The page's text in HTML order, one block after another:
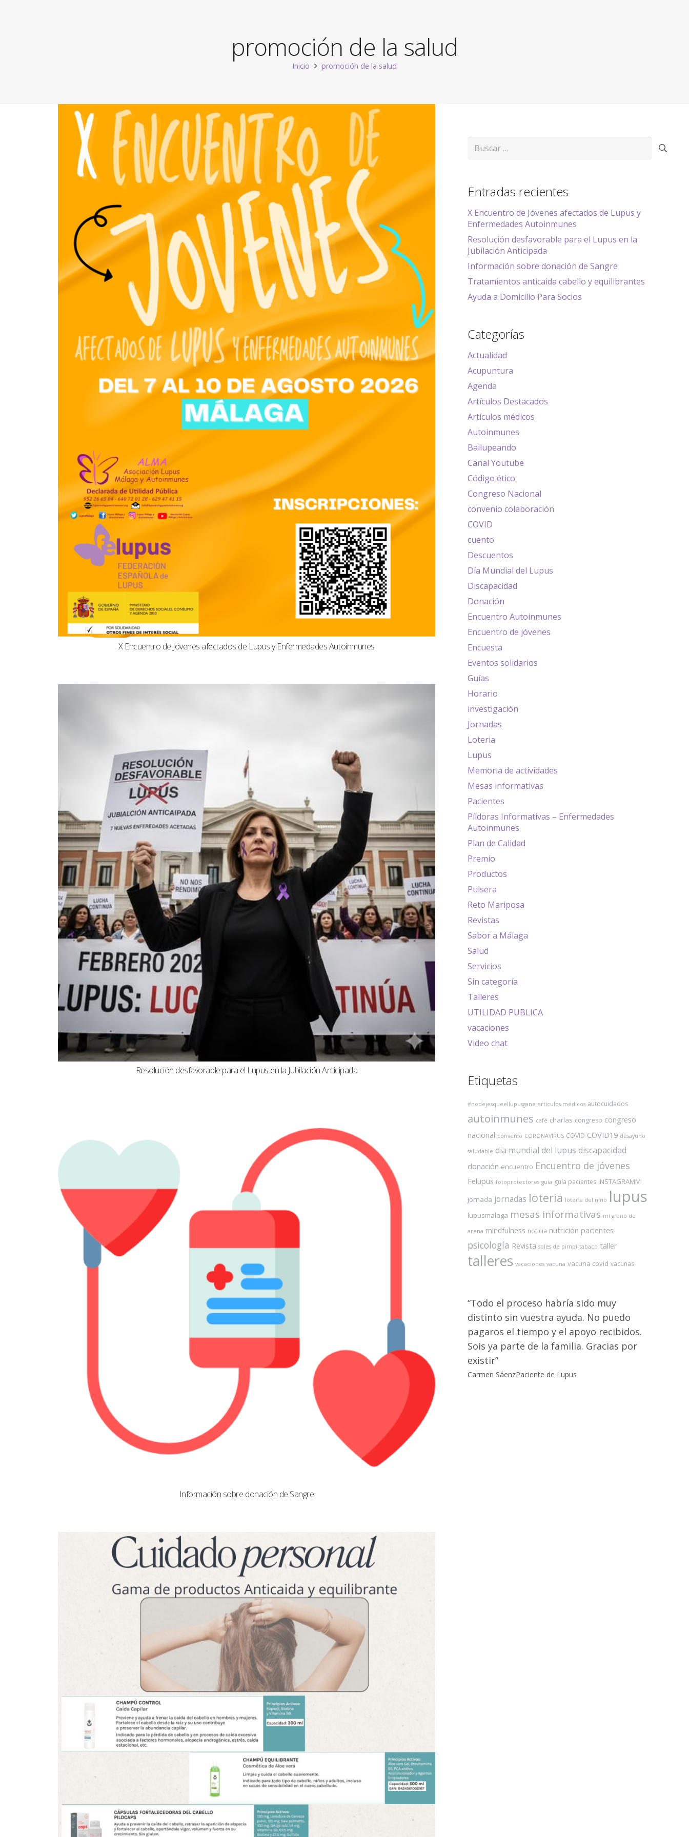
promoción de la salud
Inicio promoción de la salud
X Encuentro de Jóvenes afectados de Lupus y Enfermedades Autoinmunes
Resolución desfavorable para el Lupus en la Jubilación Anticipada
Información sobre donación de Sangre
Buscar:
Entradas recientes
X Encuentro de Jóvenes afectados de Lupus y
Enfermedades Autoinmunes
Resolución desfavorable para el Lupus en la
Jubilación Anticipada
Información sobre donación de Sangre
Tratamientos anticaida cabello y equilibrantes
Ayuda a Domicilio Para Socios
Categorías
Actualidad
Acupuntura
Agenda
Artículos Destacados
Artículos médicos
Autoinmunes
Bailupeando
Canal Youtube
Código ético
Congreso Nacional
convenio colaboración
COVID
cuento
Descuentos
Día Mundial del Lupus
Discapacidad
Donación
Encuentro Autoinmunes
Encuentro de jóvenes
Encuesta
Eventos solidarios
Guías
Horario
investigación
Jornadas
Loteria
Lupus
Memoria de actividades
Mesas informativas
Pacientes
Píldoras Informativas – Enfermedades
Autoinmunes
Plan de Calidad
Premio
Productos
Pulsera
Reto Mariposa
Revistas
Sabor a Málaga
Salud
Servicios
Sin categoría
Talleres
UTILIDAD PUBLICA
vacaciones
Video chat
Etiquetas
#nodejesqueellupusgane artículos médicos autocuidados
autoinmunes café charlas congreso congreso
nacional convenio CORONAVIRUS COVID COVID19 desayuno
saludable dia mundial del lupus discapacidad
donación encuentro Encuentro de jóvenes
Felupus fotoprotectores guía guía pacientes INSTAGRAMM
jornada jornadas loteria loteria del niño lupus
lupusmalaga mesas informativas mi grano de
arena mindfulness noticia nutrición pacientes
psicología Revista soles de pimpi tabaco taller
talleres vacaciones vacuna vacuna covid vacunas
Todo el proceso habría sido muy
distinto sin vuestra ayuda. No puedo
pagaros el tiempo y el apoyo recibidos.
Sois ya parte de la familia. Gracias por
existir
Carmen SáenzPaciente de Lupus